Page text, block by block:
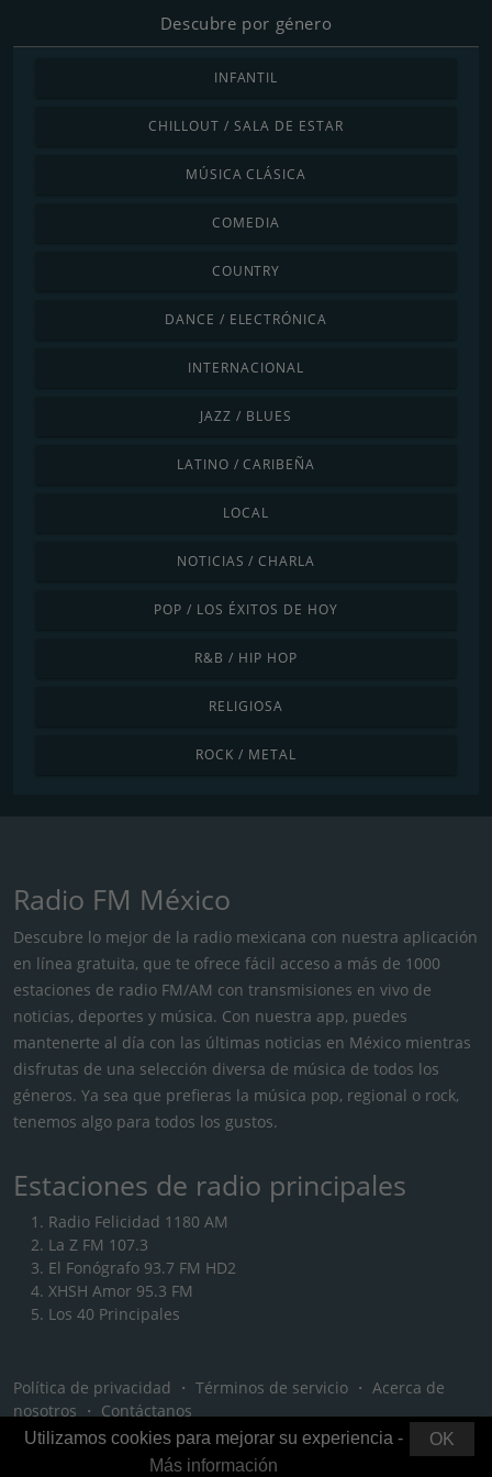
Descubre por género
INFANTIL
CHILLOUT / SALA DE ESTAR
MÚSICA CLÁSICA
COMEDIA
COUNTRY
DANCE / ELECTRÓNICA
INTERNACIONAL
JAZZ / BLUES
LATINO / CARIBEÑA
LOCAL
NOTICIAS / CHARLA
POP / LOS ÉXITOS DE HOY
R&B / HIP HOP
RELIGIOSA
ROCK / METAL
Radio FM México
Descubre lo mejor de la radio mexicana con nuestra aplicación
en línea gratuita, que te ofrece fácil acceso a más de 1000
estaciones de radio FM/AM con transmisiones en vivo de
noticias, deportes y música. Con nuestra app, puedes
mantenerte al día con las últimas noticias en México mientras
disfrutas de una selección diversa de música de todos los
géneros. Ya sea que prefieras la música pop, regional o rock,
tenemos algo para todos los gustos.
Estaciones de radio principales
Radio Felicidad 1180 AM
La Z FM 107.3
El Fonógrafo 93.7 FM HD2
XHSH Amor 95.3 FM
Los 40 Principales
Política de privacidad ・ Términos de servicio ・ Acerca de
nosotros ・ Contáctanos
OK
Utilizamos cookies para mejorar su experiencia -
Más información